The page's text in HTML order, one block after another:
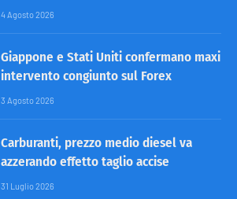
4 Agosto 2026
Giappone e Stati Uniti confermano maxi
intervento congiunto sul Forex
3 Agosto 2026
Carburanti, prezzo medio diesel va
azzerando effetto taglio accise
31 Luglio 2026